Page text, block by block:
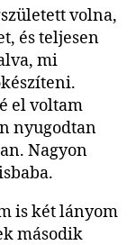
volna,
és teljesen
mi
el voltam
nyugodtan
Nagyon
is két lányom
második